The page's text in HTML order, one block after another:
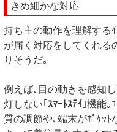
きめ細かな対応
持ち主の動作を理解する
が届く対応をしてくれる
りそうだ｡
例えば､目の動きを感知
灯しない｢ ｽﾏｰﾄｽﾃｲ ｣機能｡
質の調節や､端末がﾎﾟｹｯﾄ